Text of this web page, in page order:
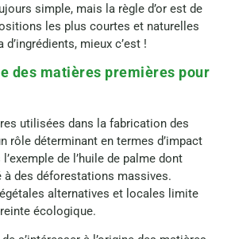
simple, mais la règle d’or est de
les plus courtes et naturelles
mieux c’est !
des matières premières pour
utilisées dans la fabrication des
rôle déterminant en termes d’impact
de l’huile de palme dont
à des déforestations massives.
alternatives et locales limite
écologique.